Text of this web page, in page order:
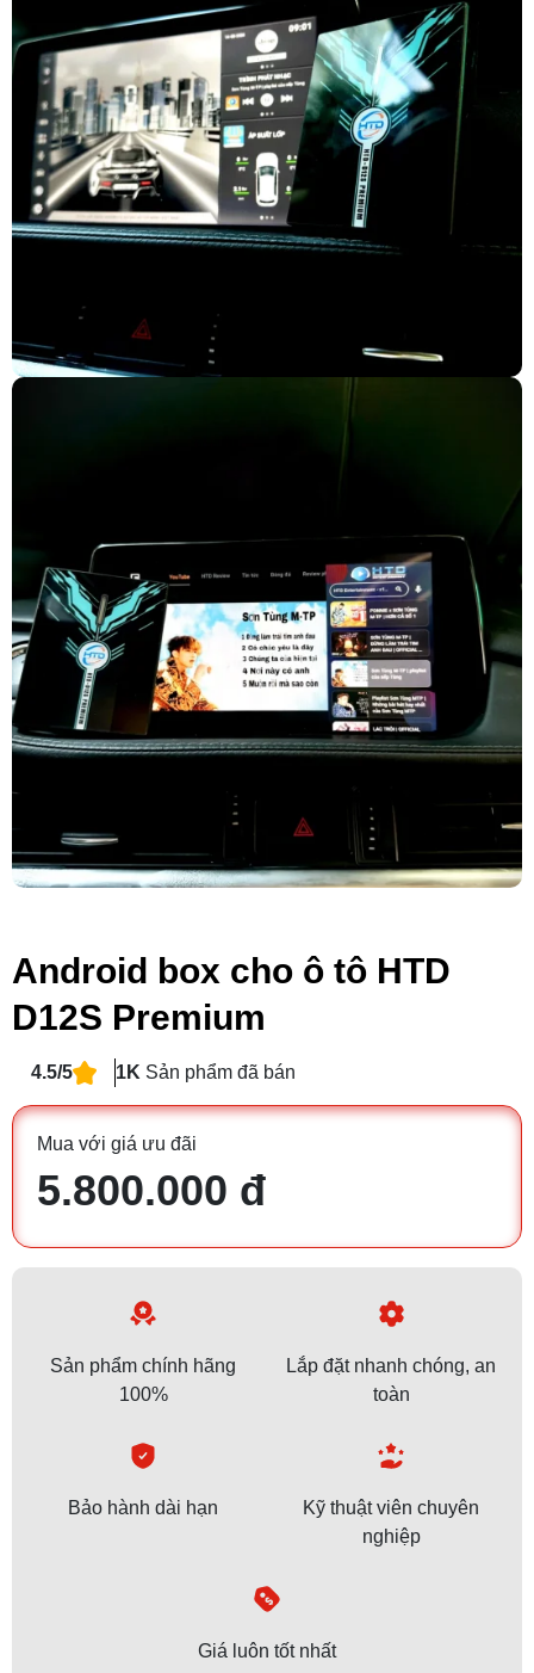
Android box cho ô tô HTD
D12S Premium
4.5/5 1K Sản phẩm đã bán
Mua với giá ưu đãi
5.800.000 đ
Sản phẩm chính hãng
100%
Lắp đặt nhanh chóng, an
toàn
Bảo hành dài hạn
Kỹ thuật viên chuyên
nghiệp
Giá luôn tốt nhất